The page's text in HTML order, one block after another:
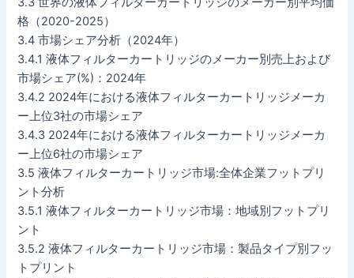
格（2020-2025）
3.4 市場シェア分析（2024年）
3.4.1 液体フィルターカートリッジのメーカー別売上および
市場シェア(%)：2024年
3.4.2 2024年における液体フィルターカートリッジメーカ
ー上位3社の市場シェア
3.4.3 2024年における液体フィルターカートリッジメーカ
ー上位6社の市場シェア
3.5 液体フィルターカートリッジ市場:全体企業フットプリ
ント分析
3.5.1 液体フィルターカートリッジ市場：地域別フットプリ
ント
3.5.2 液体フィルターカートリッジ市場：製品タイプ別フッ
トプリント